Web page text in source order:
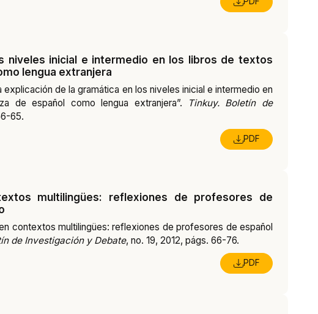
niveles inicial e intermedio en los libros de textos
lengua extranjera
de la gramática en los niveles inicial e intermedio en
de español como lengua extranjera”.
Tinkuy. Boletín de
65.
PDF
multilingües: reflexiones de profesores de
contextos multilingües: reflexiones de profesores de español
de Investigación y Debate, no. 19, 2012, págs. 66-76.
PDF